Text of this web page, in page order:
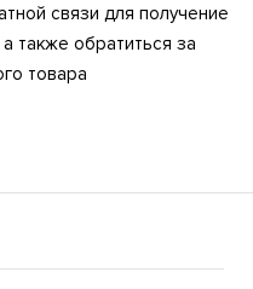
связи для получение
также обратиться за
товара